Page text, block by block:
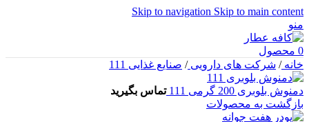
Skip to navigation Skip to main content
منو
0 محصول
خانه/ شرکت های دارویی/ صنایع غذایی 111
دمنوش بلوبری 200 گرمی 111
تماس بگیرید
بازگشت به محصولات